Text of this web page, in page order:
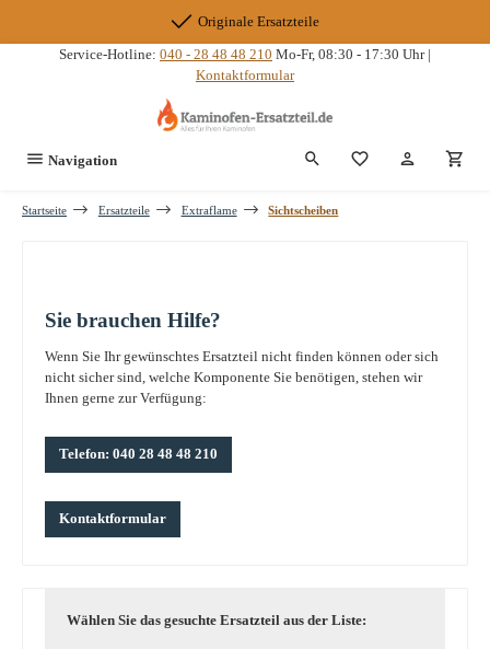
Originale Ersatzteile
Service-Hotline: 040 - 28 48 48 210 Mo-Fr, 08:30 - 17:30 Uhr |
Kontaktformular
Navigation Du hast 0
Startseite Ersatzteile Extraflame Sichtscheiben
Sie brauchen Hilfe?
Wenn Sie Ihr gewünschtes Ersatzteil nicht finden können oder sich
nicht sicher sind, welche Komponente Sie benötigen, stehen wir
Ihnen gerne zur Verfügung:
Telefon: 040 28 48 48 210
Kontaktformular
Wählen Sie das gesuchte Ersatzteil aus der Liste: